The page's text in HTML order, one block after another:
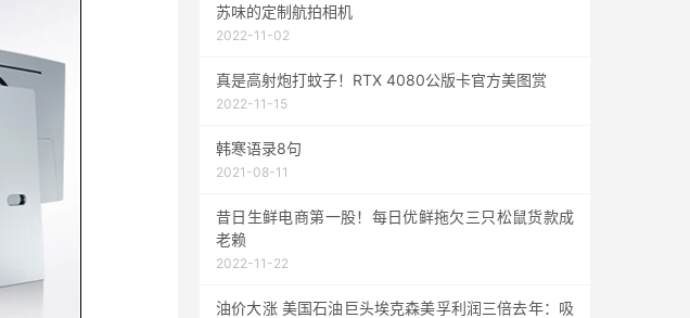
苏味的定制航拍相机
2022-11-02
真是高射炮打蚊子！RTX 4080公版卡官方美图赏
2022-11-15
韩寒语录8句
2021-08-11
昔日生鲜电商第一股！每日优鲜拖欠三只松鼠货款成
老赖
2022-11-22
油价大涨 美国石油巨头埃克森美孚利润三倍去年：吸